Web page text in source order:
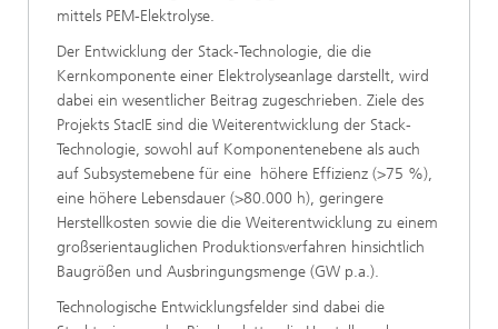
mittels PEM-Elektrolyse.
Der Entwicklung der Stack-Technologie, die die
Kernkomponente einer Elektrolyseanlage darstellt, wird
dabei ein wesentlicher Beitrag zugeschrieben. Ziele des
Projekts StacIE sind die Weiterentwicklung der Stack-
Technologie, sowohl auf Komponentenebene als auch
auf Subsystemebene für eine höhere Effizienz (>75 %),
eine höhere Lebensdauer (>80.000 h), geringere
Herstellkosten sowie die die Weiterentwicklung zu einem
großserientauglichen Produktionsverfahren hinsichtlich
Baugrößen und Ausbringungsmenge (GW p.a.).
Technologische Entwicklungsfelder sind dabei die